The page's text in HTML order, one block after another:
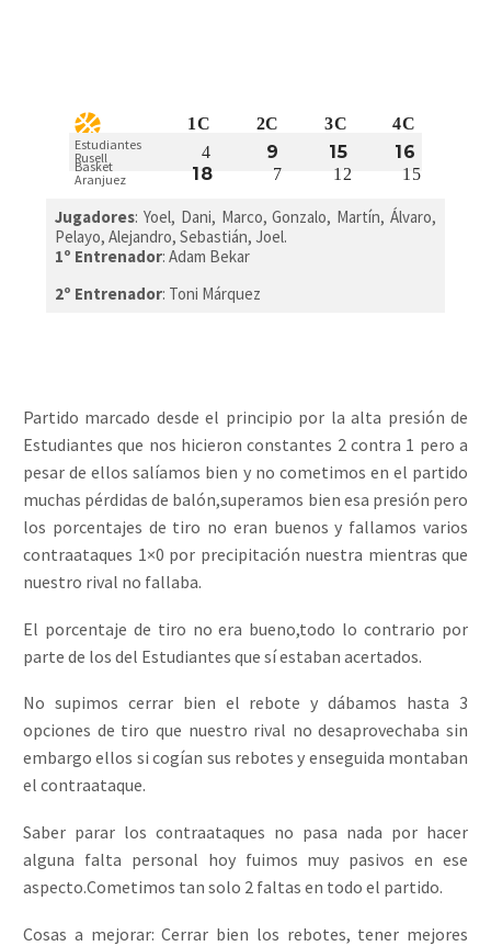
1C 2C 3C 4C
Estudiantes
Rusell
4 9 15 16
Basket
Aranjuez
18 7 12 15
Jugadores: Yoel, Dani, Marco, Gonzalo, Martín, Álvaro,
Pelayo, Alejandro, Sebastián, Joel.
1º Entrenador: Adam Bekar
2º Entrenador: Toni Márquez
Partido marcado desde el principio por la alta presión de
Estudiantes que nos hicieron constantes 2 contra 1 pero a
pesar de ellos salíamos bien y no cometimos en el partido
muchas pérdidas de balón,superamos bien esa presión pero
los porcentajes de tiro no eran buenos y fallamos varios
contraataques 1×0 por precipitación nuestra mientras que
nuestro rival no fallaba.
El porcentaje de tiro no era bueno,todo lo contrario por
parte de los del Estudiantes que sí estaban acertados.
No supimos cerrar bien el rebote y dábamos hasta 3
opciones de tiro que nuestro rival no desaprovechaba sin
embargo ellos si cogían sus rebotes y enseguida montaban
el contraataque.
Saber parar los contraataques no pasa nada por hacer
alguna falta personal hoy fuimos muy pasivos en ese
aspecto.Cometimos tan solo 2 faltas en todo el partido.
Cosas a mejorar: Cerrar bien los rebotes, tener mejores